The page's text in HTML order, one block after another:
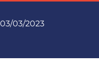
03/03/2023